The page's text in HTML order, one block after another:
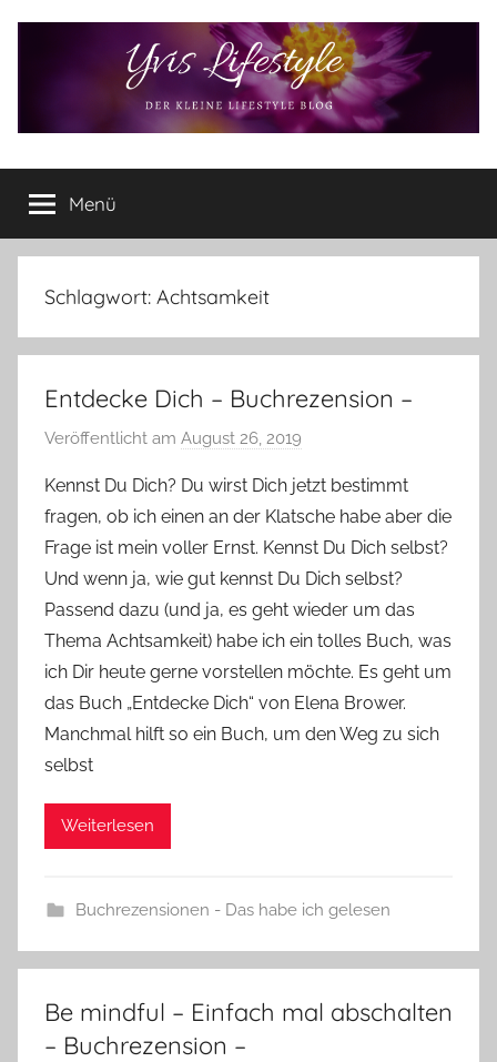
Yvis
Lifestyle
Lifestyle
Blog
–
Lifestyle,
Produkttests
vieles
Menü
Schlagwort: Achtsamkeit
Entdecke Dich – Buchrezension –
Veröffentlicht am August 26, 2019
n
Y
v
o
n
n
e
Kennst Du Dich? Du wirst Dich jetzt bestimmt
fragen, ob ich einen an der Klatsche habe aber die
Frage ist mein voller Ernst. Kennst Du Dich selbst?
Und wenn ja, wie gut kennst Du Dich selbst?
Passend dazu (und ja, es geht wieder um das
Thema Achtsamkeit) habe ich ein tolles Buch, was
ich Dir heute gerne vorstellen möchte. Es geht um
das Buch „Entdecke Dich“ von Elena Brower.
Manchmal hilft so ein Buch, um den Weg zu sich
selbst
Weiterlesen
Buchrezensionen - Das habe ich gelesen
Be mindful – Einfach mal abschalten
– Buchrezension –